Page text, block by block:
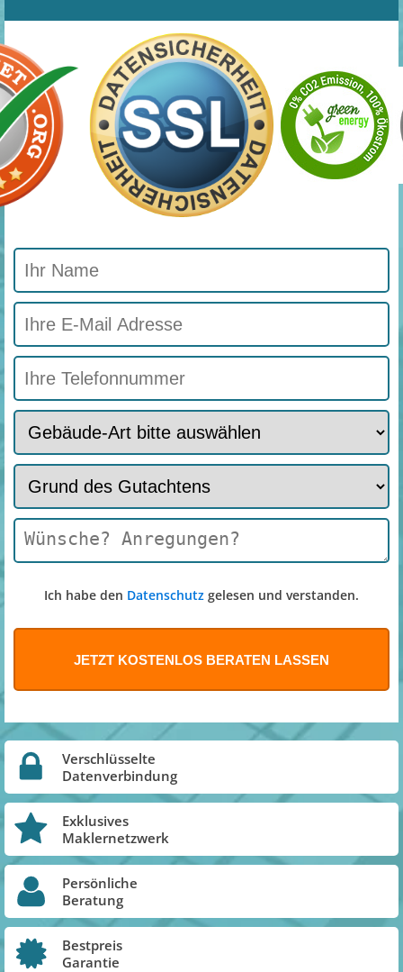
Ich habe den Datenschutz gelesen und verstanden.
Verschlüsselte
Datenverbindung
Exklusives
Maklernetzwerk
Persönliche
Beratung
Bestpreis
Garantie